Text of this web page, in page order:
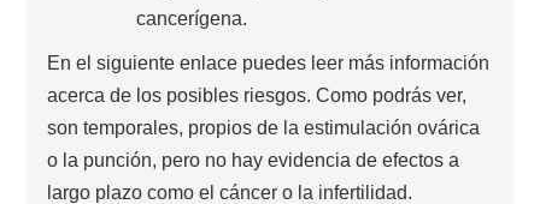
cancerígena.
En el siguiente enlace puedes leer más información
acerca de los posibles riesgos. Como podrás ver,
son temporales, propios de la estimulación ovárica
o la punción, pero no hay evidencia de efectos a
largo plazo como el cáncer o la infertilidad.